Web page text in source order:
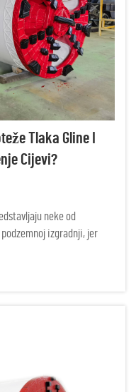
Tlaka Gline I
Cijevi?
neke od
izgradnji, jer
ploviti kroz čvrste
poravnanja tunela. -